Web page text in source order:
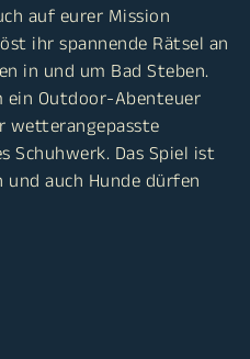
auf eurer Mission
ihr spannende Rätsel an
in und um Bad Steben.
ein Outdoor-Abenteuer
wetterangepasste
Schuhwerk. Das Spiel ist
auch Hunde dürfen